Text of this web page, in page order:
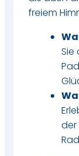
freiem
Sie
der